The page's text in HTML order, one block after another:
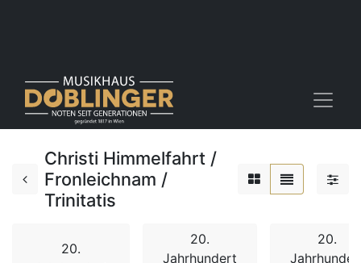
Christi Himmelfahrt /
Fronleichnam /
Trinitatis
20.
20.
Jahrhundert
20.